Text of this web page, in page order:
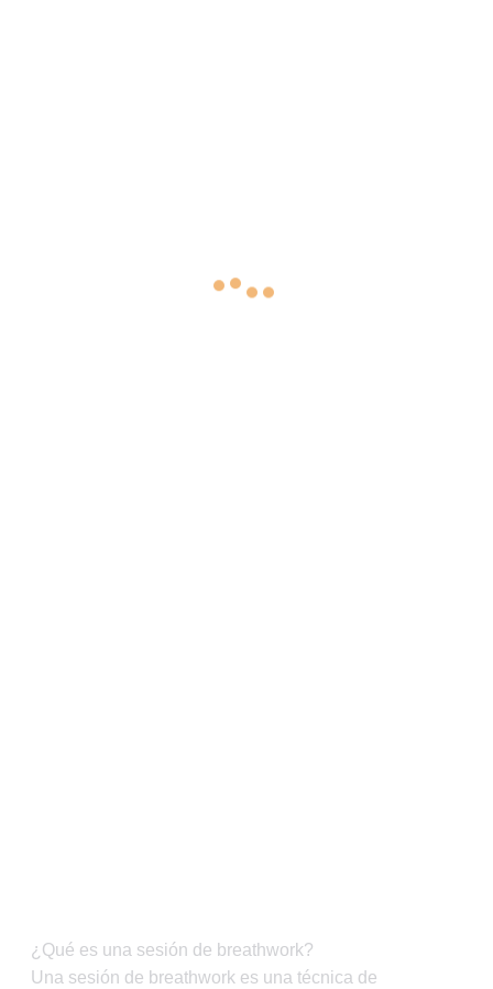
¿Qué es una sesión de breathwork?
Una sesión de breathwork es una técnica de